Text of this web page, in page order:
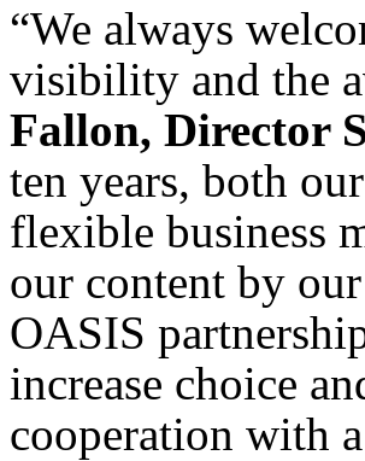
“We always
visibility and the
Fallon, Director
ten years, both
flexible business
our content by
OASIS
increase choice
cooperation with